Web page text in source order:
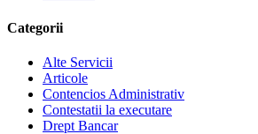
Categorii
Alte Servicii
Articole
Contencios Administrativ
Contestatii la executare
Drept Bancar